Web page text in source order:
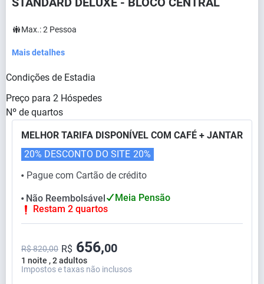
Max.:2 Pessoa
Mais detalhes
Condições de Estadia
Preço para 2 Hóspedes
Nº de quartos
MELHOR TARIFA DISPONÍVEL COM CAFÉ + JANTAR
⬤ Pague com Cartão de crédito
20% DESCONTO DO SITE 20%
⬤ Não Reembolsável
Meia Pensão
Restam 2 quartos
1 noite , 2 adultos
R$ 820,00 R$ 656,00
Impostos e taxas não inclusos